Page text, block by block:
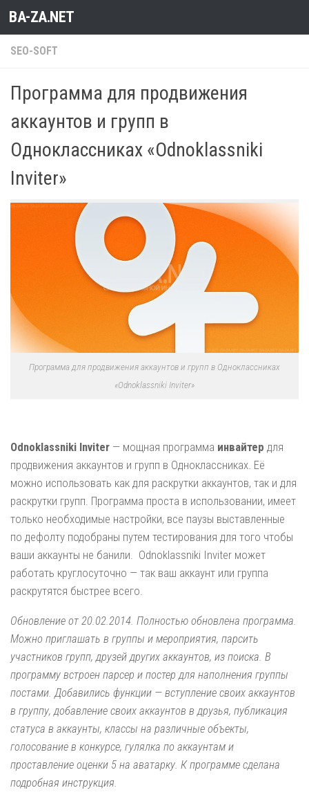
Перейти к содержимому
BA-ZA.NET
SEO-SOFT
Программа для продвижения
аккаунтов и групп в
Одноклассниках «Odnoklassniki
Inviter»
Программа для продвижения аккаунтов и групп в Одноклассниках
«Odnoklassniki Inviter»
Odnoklassniki Inviter — мощная программа инвайтер для
продвижения аккаунтов и групп в Одноклассниках. Её
можно использовать как для раскрутки аккаунтов, так и для
раскрутки групп. Программа проста в использовании, имеет
только необходимые настройки, все паузы выставленные
по дефолту подобраны путем тестирования для того чтобы
ваши аккаунты не банили. Odnoklassniki Inviter может
работать круглосуточно — так ваш аккаунт или группа
раскрутятся быстрее всего.
Обновление от 20.02.2014. Полностью обновлена программа.
Можно приглашать в группы и мероприятия, парсить
участников групп, друзей других аккаунтов, из поиска. В
программу встроен парсер и постер для наполнения группы
постами. Добавились функции — вступление своих аккаунтов
в группу, добавление своих аккаунтов в друзья, публикация
статуса в аккаунты, классы на различные объекты,
голосование в конкурсе, гулялка по аккаунтам и
проставление оценки 5 на аватарку. К программе сделана
подробная инструкция.